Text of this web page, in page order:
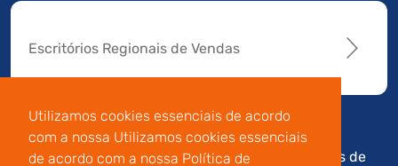
Utilizamos cookies essenciais de acordo
com a nossa Utilizamos cookies essenciais
de acordo com a nossa Política de
Escritórios Regionais de Vendas
Av. Manoel da Nóbrega,
Termos de
Código de